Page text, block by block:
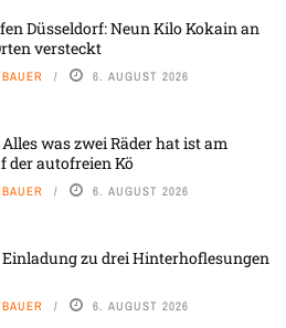
Düsseldorf: Neun Kilo Kokain an
versteckt
6. AUGUST 2026
was zwei Räder hat ist am
der autofreien Kö
6. AUGUST 2026
Einladung zu drei Hinterhoflesungen
6. AUGUST 2026